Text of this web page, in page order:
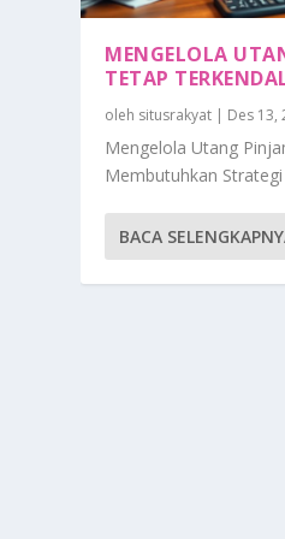
MENGELOLA
TETAP
oleh situsrakyat | Des 13,
Mengelola Utang
Membutuhkan
BACA